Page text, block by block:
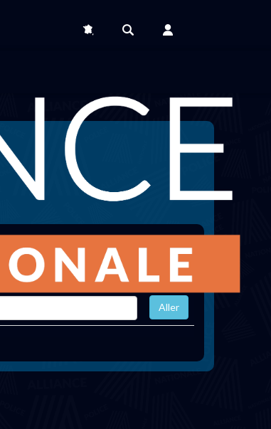
Effacer les filtres